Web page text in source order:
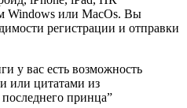
Windows или MacOs. Вы
регистрации и отправки
у вас есть возможность
или цитатами из
принца”